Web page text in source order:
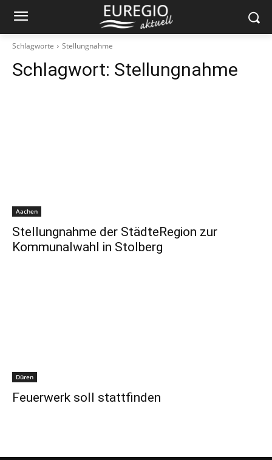
Schlagworte Stellungnahme
Schlagwort: Stellungnahme
Aachen
Stellungnahme der StädteRegion zur
Kommunalwahl in Stolberg
Düren
Feuerwerk soll stattfinden